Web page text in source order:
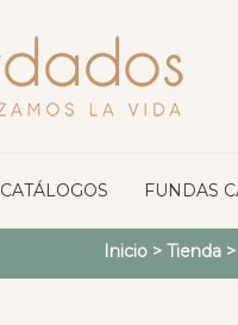
CATÁLOGOS FUNDAS
Inicio> Tienda>